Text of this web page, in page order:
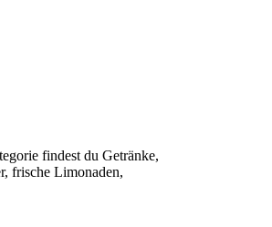
findest du Getränke,
frische Limonaden,